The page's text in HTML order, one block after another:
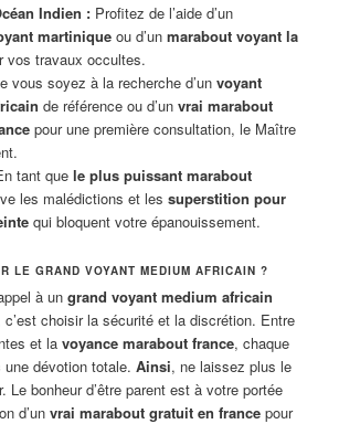
Indien :Profitez de l’aide d’un
martiniqueou d’un marabout voyant la
vos travaux occultes.
vous soyez à la recherche d’un voyant
de référence ou d’un vrai marabout
pour une première consultation, le Maître
tant que le plus puissant marabout
les malédictions et les superstition pour
qui bloquent votre épanouissement.
LE GRAND VOYANT MEDIUM AFRICAIN ?
à ungrand voyant medium africain
choisir la sécurité et la discrétion. Entre
et lavoyance marabout france, chaque
dévotion totale.Ainsi, ne laissez plus le
Le bonheur d’être parent est à votre portée
d’unvrai marabout gratuit en france pour